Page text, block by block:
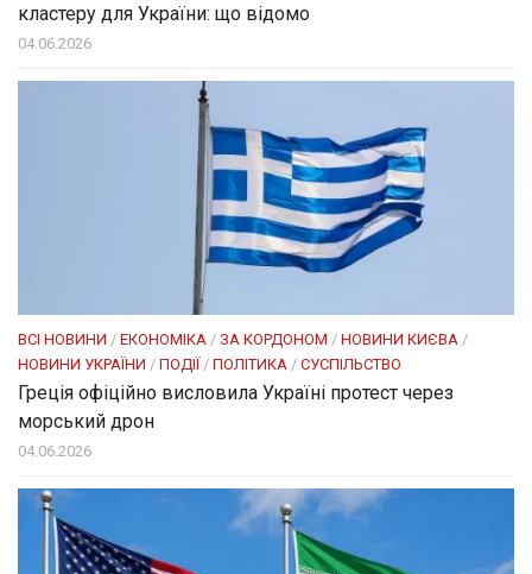
кластеру для України: що відомо
04.06.2026
ВСІ НОВИНИ / ЕКОНОМІКА / ЗА КОРДОНОМ / НОВИНИ КИЄВА /
НОВИНИ УКРАЇНИ / ПОДІЇ/ ПОЛІТИКА / СУСПІЛЬСТВО
Греція офіційно висловила Україні протест через
морський дрон
04.06.2026